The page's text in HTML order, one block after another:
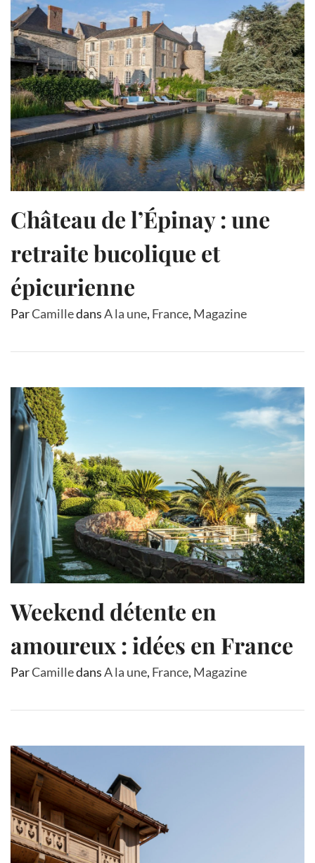
Château de l’Épinay : une
retraite bucolique et
épicurienne
ParCamilledansA la une, France, Magazine
Weekend détente en
amoureux : idées en France
ParCamilledansA la une, France, Magazine